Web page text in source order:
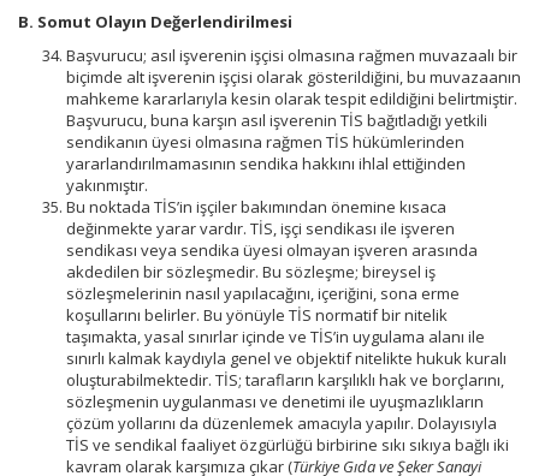
B. Somut Olayın Değerlendirilmesi
Başvurucu; asıl işverenin işçisi olmasına rağmen muvazaalı bir
biçimde alt işverenin işçisi olarak gösterildiğini, bu muvazaanın
mahkeme kararlarıyla kesin olarak tespit edildiğini belirtmiştir.
Başvurucu, buna karşın asıl işverenin TİS bağıtladığı yetkili
sendikanın üyesi olmasına rağmen TİS hükümlerinden
yararlandırılmamasının sendika hakkını ihlal ettiğinden
yakınmıştır.
Bu noktada TİS’in işçiler bakımından önemine kısaca
değinmekte yarar vardır. TİS, işçi sendikası ile işveren
sendikası veya sendika üyesi olmayan işveren arasında
akdedilen bir sözleşmedir. Bu sözleşme; bireysel iş
sözleşmelerinin nasıl yapılacağını, içeriğini, sona erme
koşullarını belirler. Bu yönüyle TİS normatif bir nitelik
taşımakta, yasal sınırlar içinde ve TİS’in uygulama alanı ile
sınırlı kalmak kaydıyla genel ve objektif nitelikte hukuk kuralı
oluşturabilmektedir. TİS; tarafların karşılıklı hak ve borçlarını,
sözleşmenin uygulanması ve denetimi ile uyuşmazlıkların
çözüm yollarını da düzenlemek amacıyla yapılır. Dolayısıyla
TİS ve sendikal faaliyet özgürlüğü birbirine sıkı sıkıya bağlı iki
kavram olarak karşımıza çıkar (Türkiye Gıda ve Şeker Sanayi